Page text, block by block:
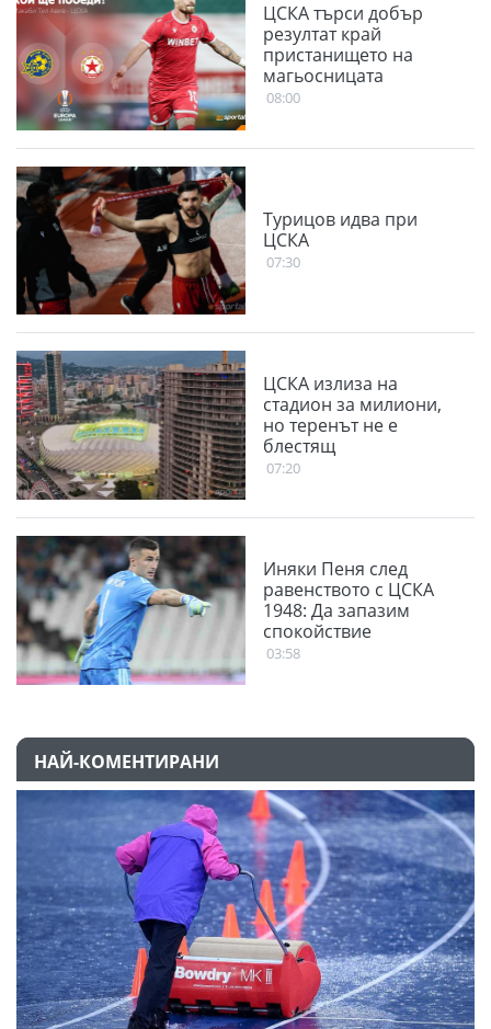
ЦСКА търси добър
резултат край
пристанището на
магьосницата
08:00
Турицов идва при
ЦСКА
07:30
ЦСКА излиза на
стадион за милиони,
но теренът не е
блестящ
07:20
Иняки Пеня след
равенството с ЦСКА
1948: Да запазим
спокойствие
03:58
НАЙ-КОМЕНТИРАНИ